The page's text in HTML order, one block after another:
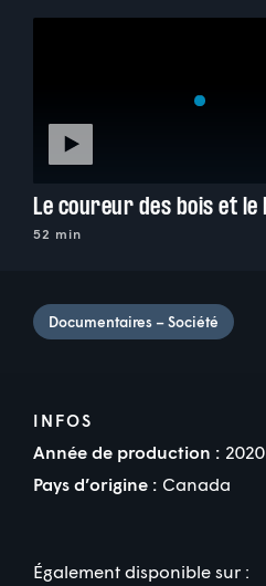
52 min
Documentaires – Société
INFOS
Année de production : 2020
Pays d’origine : Canada
Également disponible sur :